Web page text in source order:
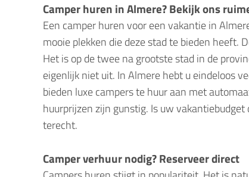
Camper huren in Almere? Bekijk ons
Een camper huren voor een vakantie in
mooie plekken die deze stad te bieden heeft.
Het is op de twee na grootste stad in de
eigenlijk niet uit. In Almere hebt u eindeloos
bieden luxe campers te huur aan met
huurprijzen zijn gunstig. Is uw
terecht.
Camper verhuur nodig? Reserveer direct